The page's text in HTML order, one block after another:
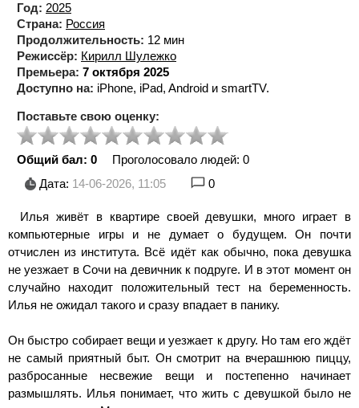
Год: 2025
Страна: Россия
Продолжительность: 12 мин
Режиссёр: Кирилл Шулежко
Премьера: 7 октября 2025
Доступно на: iPhone, iPad, Android и smartTV.
Поставьте свою оценку:
Общий бал: 0 Проголосовало людей: 0
Дата: 14-06-2026, 11:05 0
Илья живёт в квартире своей девушки, много играет в
компьютерные игры и не думает о будущем. Он почти
отчислен из института. Всё идёт как обычно, пока девушка
не уезжает в Сочи на девичник к подруге. И в этот момент он
случайно находит положительный тест на беременность.
Илья не ожидал такого и сразу впадает в панику.
Он быстро собирает вещи и уезжает к другу. Но там его ждёт
не самый приятный быт. Он смотрит на вчерашнюю пиццу,
разбросанные несвежие вещи и постепенно начинает
размышлять. Илья понимает, что жить с девушкой было не